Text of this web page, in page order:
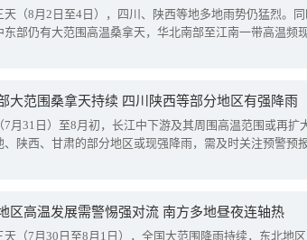
天（8月2日至4日），四川、陕西等地多地雨势仍猛烈。同
东部仍有大范围高温桑拿天，华北南部至江南一带高温频现
大范围桑拿天持续 四川陕西等部分地区有强降雨
7月31日）至8月初，长江中下游及其周围高温范围或再扩
、陕西、甘肃的部分地区或现强降雨，需及时关注预警预
区高温发展需警惕强对流 南方多地昼夜连轴热
天（7月30日至8月1日），全国大范围降雨持续，东北地